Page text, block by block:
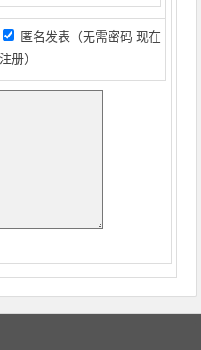
匿名发表（无需密码现在
注册）